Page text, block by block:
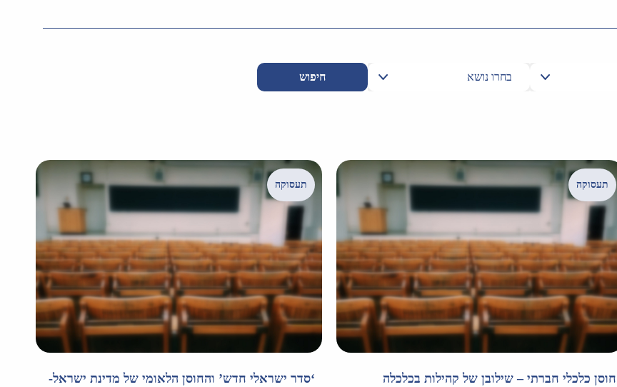
חיפוש
חוסן כלכלי חברתי – שילובן של קהילות בכלכלה
תעסוקה
‘סדר ישראלי חדש’ והחוסן הלאומי של מדינת ישראל-
תעסוקה